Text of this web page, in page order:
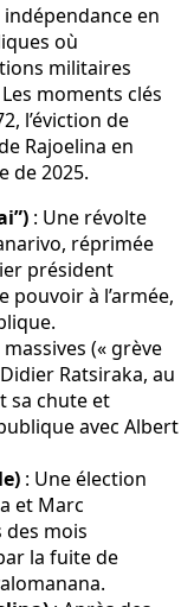
en
où
militaires
moments clés
l’éviction de
Rajoelina en
de 2025.
: Une révolte
réprimée
président
pouvoir à l’armée,
(« grève
Ratsiraka, au
sa chute et
avec Albert
: Une élection
et Marc
des mois
la fuite de